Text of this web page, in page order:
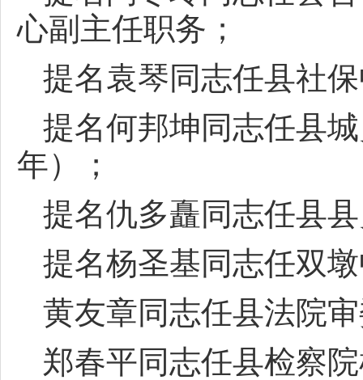
心副主任职务；
提名袁琴同志任县社
提名何邦坤同志任县
年）；
提名仇多矗同志任县
提名杨圣基同志任双
黄友章同志任县法院
郑春平同志任县检察